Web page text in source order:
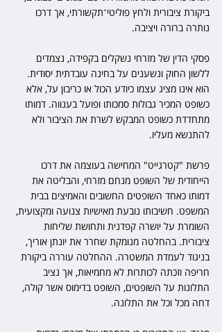
ביקורת ציבורית ולחץ פוליטי־תקשורתי, אך דרכו
נותרה ברורה ויציבה.
פסקי הדין של מזרחי נשקלים בקפידה, נצמדים
ללשון החוק ונשענים על בחינה עובדתית יסודית.
הוא אינו מציג עצמו כיודע הכול או כריבון על, אלא
כשופט המכיר גבולות סמכותו ופועל בענווה. דמותו
מתחדדת כשופט המבקש לשרת את הציבור ולא
להתנשא מעליו.
פרשת "קטרגייט" המחישה בעוצמה את דרכו
הייחודית של השופט מנחם מזרחי, והבליטה את
דמותו כאחד השופטים החשובים והאמיצים בבית
המשפט. חשיבותו נובעת מאישיות צנועה ומקצועית,
השומרת על יושרה קפדנית ותחושת שליחות
ציבורית. בהחלטה מנומקת שחרר את יונתן אוריך,
בניגוד לעמדת המשטרה. ההחלטה עוררה ביקורת
חריפה וזכתה לכותרות לא מחמיאות, אך נציב
התלונות על השופטים, השופט בדימוס אשר קולה,
דחה מכל וכל את התלונה.